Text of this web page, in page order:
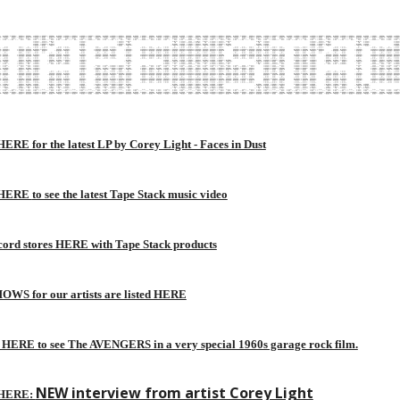
to main content Skip to
@@#:@@%.#@@=+@@*:@@%.%@@:#@@==@@# #@@=+@@*:@@%.%@@:#@@==@@#.@@@.%@@-+@@+-@@%.%@@:#@@=.@@@.%@@-+@@+-@@%.%@@:#@@==@@#:@@%.%@@:*@@+-@@#:@@%.#@@=+@@*:@@%.%@@:#@@==@@# #@@=+@@*:@@%.%@@:#@@==@@#.@@@.%@@-+@@+-
+#*.-#*:.*#= *#+ =#*::##-.*#+ +#*.-#*::*#- =#*::##-.*#+ +#*.-#*::*#- *#+ +#*.-##-.*#= +#+ =#*: *#+ +#*.-##-.*#= +#+ =#*::*#=.*#+ +#*.-#*:.*#= *#+ =#*::##-.*#+ +#*.-#*::*#- =#*::##-.*#+ +#*.-#*::*#- *#+ +#*.-##-.*#= +#+
:##= =##:-##=.*%+ =##: :##= *%* *%* +##:-##-:#%+ *%*.+##::##=.*%* *%* =##: =##:-##=.*%+ *%* +##: +##: *%* -##-:#%+
#@@-=@@*:%@# #@@- =@@*.%@%. .%@%.#@@-+@@+:@@#.%@%.#@@-=@@*:%@% .%@%.#@@- #@@-=@@*:%@# .%@%.#@@- #@@-.%@%. +@@+:@@#
=+- -+= =+: -+- :+= .++: -+= :+=. :+= =+- -+= :+=. -+- .++. =+- -+- :+= -+- :+= .++. =+- -+- :+= .=+: -+= .++. =+: -+- :+= .=+: =+- :+=..=+: :+= .++: -+= :+=. -+- .++. =+- -+- :+=
@@@:@@@= +@@@:@@@.%@@+*@@# .@@@-%@@+ %@@+ =@@@:@@@-%@@+ :@@@: #@@#=@@@:@@@:@@@+:@@@:@@@=#@@#=@@@:@@@:@@@++@@% @@@=#@@*+@@@:@@@.%@@+*@@#=@@@ %@@++@@% %@@+*@@# .@@@-%@@+ :@@@:
-+: .+- =+. :+: .+= :: .: .+- += .+= -+. .+- += :+: == -+. :+: .+= :+: .+- == -+. :+: .+= =+ .+- += =+. :+: .+= =+ -+. += =+ .+= :: .: .+- += :+: == -+. :+: .+=
@@@:@@@- +@@@:@@@.%@@+ -@@@:@@@-%@@+ %@@+ -@@@:@@@-%@@+ :@@@: #@@#=@@@:@@@:@@@+:@@@:@@@=#@@#=@@@:@@@:@@@++@@% @@@-#@@*+@@@:@@@.%@@+*@@#-@@@ %@@++@@% %@@+ -@@@:@@@-%@@+ :@@@:
=+- -+= =+: -+- :+= =+- -+= :+=. :+= =+- -+= :+=. -+- .++. =+: -+- :+= -+- :+= .++. =+: -+- :+= .=+: -+= .++. =+: -+- :+= .++. =+- :+=..=+: :+= =+- -+= :+=. -+- .++. =+: -+- :+=
-@@#.%@%.#@@= :@@%.%@%:*@@= #@@= .%@%. #@@-.%@%.#@@-+@@+-@@#.%@%:#@@-=@@*:%@%. .%@%.#@@==@@*:@@% *@@==@@* #@@= :@@%.%@%:*@@= .%@%. +@@+-@@#.%@%:#@@-.%@%.
+#*. :##= *%* =##: .*#+ +#*.=##: =##: *#* +##: *#* +##:-##-.*#+ *#* +##::##=.*#* *%* =##:-##=.*#+ =##::##= =##: .*#+ +#*.=##: *#* -##-.*#+ *#* +##: *#*
+#*. :*#= *#+ =##: =##: .*#+ +#*.=##::##= *#* -##-.*#+ +#* =#*: *#* =#*.-##-.*#+ +#* =#*::*#=.*#+ +#*.-##-:*#= =##::##-.*#+ =##::##= =##: *#* -##-.*#+ +#* =#*:
-@@#.%@%.#@@= #@@= :@@%.%@%:*@@==@@*.%@%. +@@+-@@#.%@%.#@@-.%@%:#@@-+@@+-@@#.%@%.#@@-=@@#:@@%.%@@:*@@+-@@# #@@=+@@*:@@% *@@==@@* #@@= .%@%. +@@+-@@#.%@%.#@@-
-+- :+- =+: -+- :+= -+: -+- :+= :+= =+: -+- :+= .=+. -+- .==. =+: -+- :+= -+- :+= .==. =+: -+- :+= =+: -+- :+- .+=. =+: :+= .=+. =+: :+= .=+. :+= -+: -+- :+= -+- .==. =+: -+-
@@@:@@@- +@@@:@@@:@@@+ -@@@:@@@-%@@+ @@@+ -@@@:@@@-%@@+*@@%:@@@: #@@#=@@@:@@@:@@@+:@@@:@@@=#@@#=@@@:@@@:@@@++@@%-@@@:@@@-#@@*+@@@ @@@+*@@%-@@@ %@@+*@@% @@@+ -@@@:@@@-%@@+ :@@@:
.+- =+ :+: .+= -+. :+: .+= .+= -+. :+: .+= == :+: == -+. :+: .+- :+: .+- == -+. :+: .+- =+ -+: .+- += =+ .+= =+ -+. .+= == .+= -+. :+: .+= :+: == -+. :+:
+@@%:@@@.@@@+ -@@@:@@@-%@@+ @@@+ -@@@:@@@-%@@++@@%:@@@: #@@#=@@@:@@@:@@@+:@@@:@@@=#@@#=@@@:@@@:@@@++@@%-@@@:@@@-#@@*+@@% @@@+*@@#-@@@ %@@++@@% @@@+ -@@@:@@@-%@@+ :@@@:
-+= .=+: =+- :+=. =+- -+= :+=. :+=. =+- -+= :+=..++: =+- .++. =+- -+= :+= =+- -+= .++. =+- -+= :+= .++: =+- -+= :++..=+: :+=..++: =+- :+=..++: :+=. =+- -+= :+=. =+- .++. =+- -+=
-@@#.%@%.#@@- :%@#.#@%:*@@= #@@- :%@#.#@%:*@@==@@*.%@%. .%@%.#@@-+@@+:@@#.%@%.#@@-=@@* .%@%.#@@-=@@+:%@# *@@==@@* #@@- :%@#.#@%:*@@= .%@%.#@@- .%@%.
*%#. :#%+.*%* +%#: .#%+ *%*.=##: +%#: .#%+ *%*.=##:-##=.*%* .*%*.+%#:-##-:#%+ *%*.+%#::#%+ .*%* +%#:-##=.#%+ =##:-##= +%#: .#%+ *%*.=##: .*%*.+%#: .*%* -
+#*.-#*:.*#= +#+ =#*::**-.*#+ +#*.-#*::**- =#*::**-.*#+ +#*.-#*::**- +#+ =#*.-**-.*#= +#+ =#*: +#+ =#*.-**-.*#= +#+ =#*::*#= *#+ +#*.-#*:.*#= +#+ =#*::**-.*#+ +#*.-#*::**- =#*::**-.*#+ +#*.-#*::**- +#+ =#*.-**-.*#= +#+ =#*:
@@#:@@@.#@@=+@@*-@@%.%@@:*@@==@@# #@@=+@@*-@@%.%@@:*@@==@@#.@@@.%@@-*@@+-@@%.%@@:#@@=.@@@.%@@-*@@+-@@%.%@@:#@@==@@#:@@%.%@@:*@@+-@@#:@@@.#@@=+@@*-@@%.%@@:*@@==@@# #@@=+@@*-@@%.%@@:*@@==@@#.@@@.%@@-*@@+-
for the latest LP by Corey Light - Faces in Dust
to see the latest Tape Stack music video
stores HERE with Tape Stack products
for our artists are listed HERE
to see The AVENGERS in a very special 1960s garage rock film.
NEW interview from artist Corey Light